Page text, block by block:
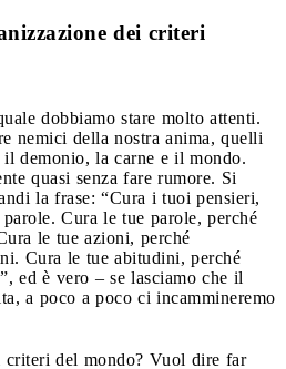
dei criteri
dobbiamo stare molto attenti.
nemici della nostra anima, quelli
demonio, la carne e il mondo.
quasi senza fare rumore. Si
la frase: “Cura i tuoi pensieri,
Cura le tue parole, perché
le tue azioni, perché
Cura le tue abitudini, perché
ed è vero – se lasciamo che il
a poco a poco ci incammineremo
criteri del mondo? Vuol dire far